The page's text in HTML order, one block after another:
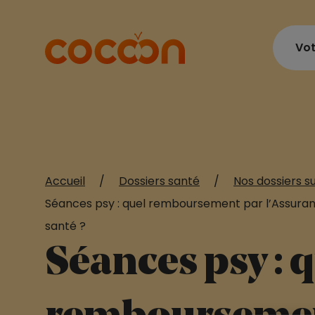
Accueil / Dossiers santé / Nos dossiers
Séances psy : quel remboursement par
santé ?
Séances psy :